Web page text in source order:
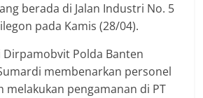
berada di Jalan Industri No. 5
pada Kamis (28/04).
Polda Banten
membenarkan personel
melakukan pengamanan di PT